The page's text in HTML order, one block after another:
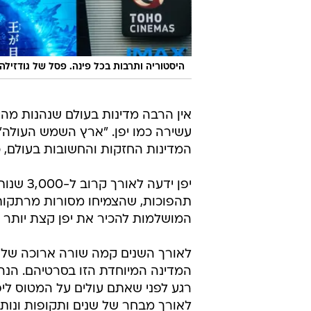
היסטוריה ותרבות בכל פינה. פסל של
אין הרבה מדינות בעולם שנהנות
המדינות החזקות והחשובות בעולם,
תהפוכות, שהצמיחו מסורות מרתקות
המושלמות להכיר את יפן קצת יותר
לאורך השנים קמה שורה ארוכה של
המדינה המיוחדת הזו בסרטיהם.
רגע לפני שאתם עולים על המטוס
לאורך מבחר של שנים ותקופות